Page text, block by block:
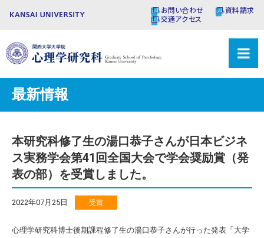
お問い合わせ
資料請求
交通アクセス
最新情報
本研究科修了生の湯口恭子さんが日本ビジネ
ス実務学会第41回全国大会で学会奨励賞（発
表の部）を受賞しました。
2022年07月25日 受賞
心理学研究科博士後期課程修了生の湯口恭子さんが行った発表「大学